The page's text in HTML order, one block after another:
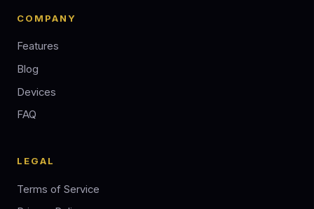
COMPANY
Features
Blog
Devices
FAQ
LEGAL
Terms of Service